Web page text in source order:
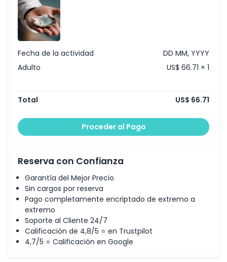
Fecha de la actividad
DD MM, YYYY
Adulto
US$ 66.71 × 1
Total US$ 66.71
Proceder al Pago
Reserva con Confianza
Garantía del Mejor Precio
Sin cargos por reserva
Pago completamente encriptado de extremo a
extremo
Soporte al Cliente 24/7
Calificación de 4,8/5 ⭐ en Trustpilot
4,7/5 ⭐ Calificación en Google